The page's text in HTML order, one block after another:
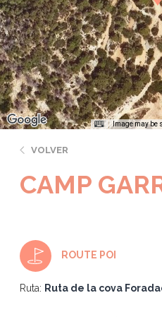
Image may be
VOLVER
CAMP
ROUTE POI
Ruta: Ruta de la cova